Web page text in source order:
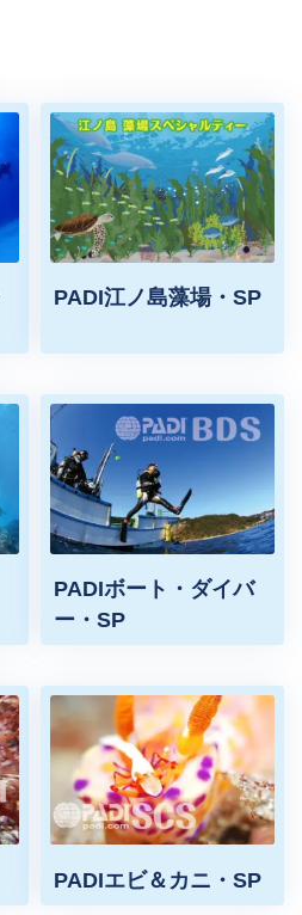
PADI江ノ島藻場・SP
PADIボート・ダイバ
ー・SP
PADIエビ＆カニ・SP